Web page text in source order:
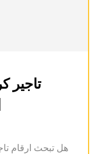
تاجير
هل تبحث ارقام